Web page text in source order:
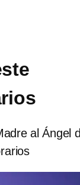
al Ángel